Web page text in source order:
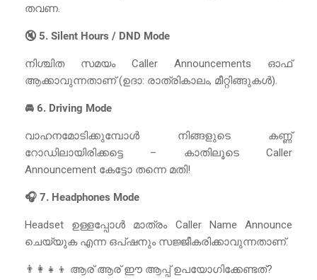
തവണ.
🔇 5. Silent Hours / DND Mode
നിശ്ചിത സമയം Caller Announcements ഓഫ്
ആക്കാവുന്നതാണ് (ഉദാ: രാത്രികാലം, മീറ്റിങ്ങുകൾ).
🚘 6. Driving Mode
വാഹനമോടിക്കുമ്പോൾ നിങ്ങളുടെ കണ്ണ്
റോഡിലായിരിക്കട്ടെ – കാതിലൂടെ Caller
Announcement കേട്ടോ തന്നെ മതി!
🎧 7. Headphones Mode
Headset ഉള്ളപ്പോൾ മാത്രം Caller Name Announce
ചെയ്യുക എന്ന ഒപ്ഷനും സജ്ജീകരിക്കാവുന്നതാണ്.
👨‍👩‍👧‍👦 ആര് ആര് ഈ ആപ്പ് ഉപയോഗിക്കേണ്ടത്?